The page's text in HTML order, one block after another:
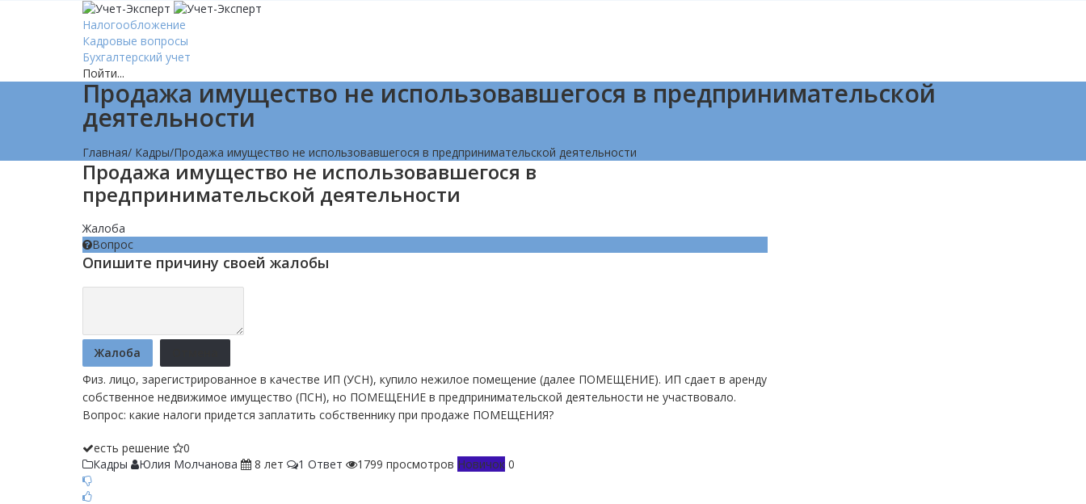
Налогообложение
Кадровые вопросы
Бухгалтерский учет
Пойти...
Продажа имущество не использовавшегося в предпринимательской
деятельности
Главная/ Кадры/Продажа имущество не использовавшегося в предпринимательской деятельности
Продажа имущество не использовавшегося в
предпринимательской деятельности
Жалоба
Вопрос
Опишите причину своей жалобы
Жалоба
Физ. лицо, зарегистрированное в качестве ИП (УСН), купило нежилое помещение (далее ПОМЕЩЕНИЕ). ИП сдает в аренду
собственное недвижимое имущество (ПСН), но ПОМЕЩЕНИЕ в предпринимательской деятельности не участвовало.
Вопрос: какие налоги придется заплатить собственнику при продаже ПОМЕЩЕНИЯ?
есть решение
0
Кадры
Юлия Молчанова 8 лет 1 Ответ 1799 просмотров Новичок 0